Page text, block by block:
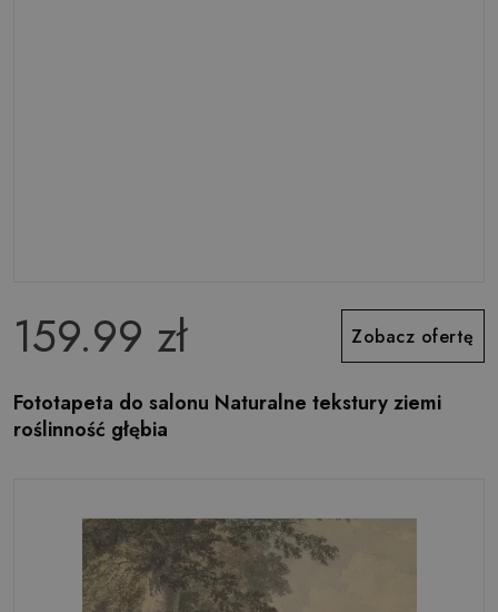
159.99 zł Zobacz ofertę
Fototapeta do salonu Naturalne tekstury ziemi
roślinność głębia